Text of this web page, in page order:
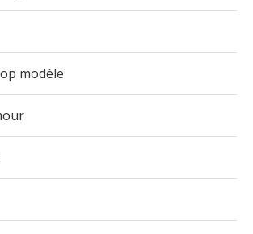
modèle